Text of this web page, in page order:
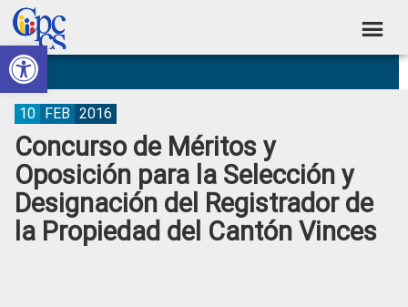
Abrir barra de herramientas
Skip
to
primary
navigation
Skip
to
main
content
Skip
to
primary
sidebar
Skip
to
footer
Consejo
de
Participación
Ciudadana
Control
Social
Construyendo
Poder
Ciudadano
Concurso de Méritos y
Oposición para la Selección y
Designación del Registrador de
la Propiedad del Cantón Vinces
10 FEB 2016